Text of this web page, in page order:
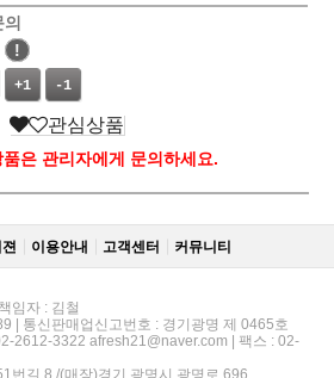
!
+1 -1
관심상품
은 관리자에게 문의하세요.
이용안내 고객센터 커뮤니티
임자 : 김철
| 통신판매업신고번호 : 경기광명 제 0465호
2612-3322 afresh21@naver.com | 팩스 : 02-
번길 8 /(매장)경기 광명시 광명로 696